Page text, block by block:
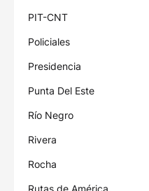
PIT-CNT
Policiales
Presidencia
Punta Del Este
Río Negro
Rivera
Rocha